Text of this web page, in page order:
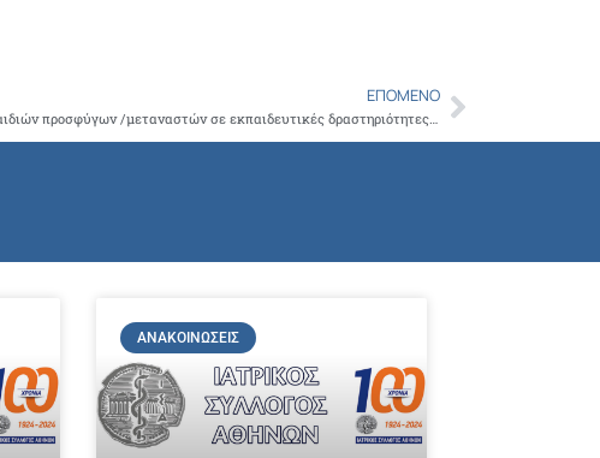
ΕΠΌΜΕΝΟ
Συστάσεις για την συμμετοχή παιδιών προσφύγων /μεταναστών σε εκπαιδευτικές δραστηριότητες στα σχολείαNext
ΑΝΑΚΟΙΝΏΣΕΙΣ